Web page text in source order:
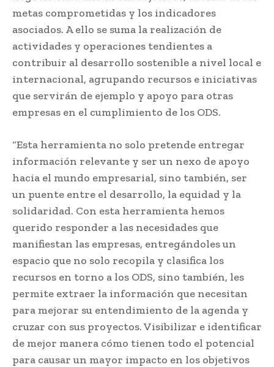
metas comprometidas y los indicadores
asociados. A ello se suma la realización de
actividades y operaciones tendientes a
contribuir al desarrollo sostenible a nivel local e
internacional, agrupando recursos e iniciativas
que servirán de ejemplo y apoyo para otras
empresas en el cumplimiento de los ODS.
“Esta herramienta no solo pretende entregar
información relevante y ser un nexo de apoyo
hacia el mundo empresarial, sino también, ser
un puente entre el desarrollo, la equidad y la
solidaridad. Con esta herramienta hemos
querido responder a las necesidades que
manifiestan las empresas, entregándoles un
espacio que no solo recopila y clasifica los
recursos en torno a los ODS, sino también, les
permite extraer la información que necesitan
para mejorar su entendimiento de la agenda y
cruzar con sus proyectos. Visibilizar e identificar
de mejor manera cómo tienen todo el potencial
para causar un mayor impacto en los objetivos